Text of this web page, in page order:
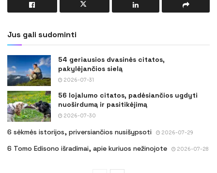
Jus gali sudominti
54 geriausios dvasinės citatos,
pakylėjančios sielą
2026-07-31
56 lojalumo citatos, padėsiančios ugdyti
nuoširdumą ir pasitikėjimą
2026-07-30
6 sėkmės istorijos, priversiančios nusišypsoti 2026-07-29
6 Tomo Edisono išradimai, apie kuriuos nežinojote 2026-07-28